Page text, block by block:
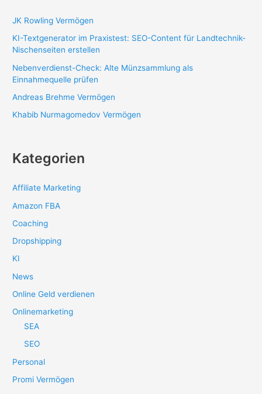
JK Rowling Vermögen
KI-Textgenerator im Praxistest: SEO-Content für Landtechnik-
Nischenseiten erstellen
Nebenverdienst-Check: Alte Münzsammlung als
Einnahmequelle prüfen
Andreas Brehme Vermögen
Khabib Nurmagomedov Vermögen
Kategorien
Affiliate Marketing
Amazon FBA
Coaching
Dropshipping
KI
News
Online Geld verdienen
Onlinemarketing
SEA
SEO
Personal
Promi Vermögen